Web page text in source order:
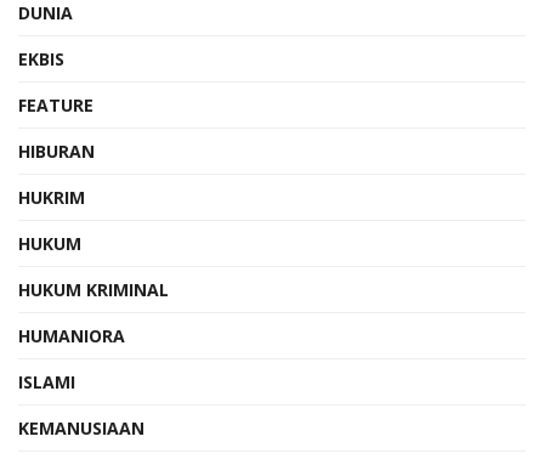
DUNIA
EKBIS
FEATURE
HIBURAN
HUKRIM
HUKUM
HUKUM KRIMINAL
HUMANIORA
ISLAMI
KEMANUSIAAN